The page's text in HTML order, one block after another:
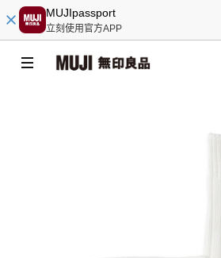
MUJIpassport
立刻使用官方APP